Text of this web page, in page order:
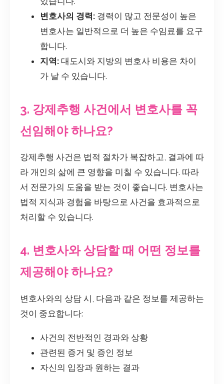
변호사의 경력: 경력이 많고 전문성이 높은
변호사는 일반적으로 더 높은 수임료를 요구
합니다.
지역: 대도시와 지방의 변호사 비용은 차이
가 날 수 있습니다.
3. 강제추행 사건에서 변호사를 꼭
선임해야 하나요?
강제추행 사건은 법적 절차가 복잡하고, 결과에 따
라 개인의 삶에 큰 영향을 미칠 수 있습니다. 따라
서 전문가의 도움을 받는 것이 좋습니다. 변호사는
법적 지식과 경험을 바탕으로 사건을 효과적으로
처리할 수 있습니다.
4. 변호사와 상담할 때 어떤 정보를
제공해야 하나요?
변호사와의 상담 시, 다음과 같은 정보를 제공하는
것이 중요합니다:
사건의 전반적인 경과와 상황
관련된 증거 및 증인 정보
자신의 입장과 원하는 결과